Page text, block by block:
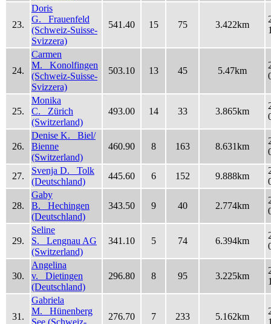
23.
Doris
G. Frauenfeld
(Schweiz-Suisse-
Svizzera)
541.40 15 75 3.422km
24.
Carmen
M. Konolfingen
(Schweiz-Suisse-
Svizzera)
503.10 13 45 5.47km
25.
Monika
C. Zürich
(Switzerland)
493.00 14 33 3.865km
26.
Denise K. Biel/
Bienne
(Switzerland)
460.90 8 163 8.631km
27.
Svenja D. Tolk
(Deutschland)
445.60 6 152 9.888km
28.
Gaby
B. Hechingen
(Deutschland)
343.50 9 40 2.774km
29.
Seline
S. Lengnau AG
(Switzerland)
341.10 5 74 6.394km
30.
Angelina
v. Dietingen
(Deutschland)
296.80 8 95 3.225km
31.
Gabriela
M. Hünenberg
276.70 7 233 5.162km